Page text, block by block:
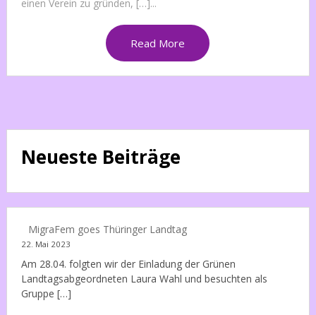
einen Verein zu gründen, […]...
Read More
Neueste Beiträge
MigraFem goes Thüringer Landtag
22. Mai 2023
Am 28.04. folgten wir der Einladung der Grünen
Landtagsabgeordneten Laura Wahl und besuchten als
Gruppe […]